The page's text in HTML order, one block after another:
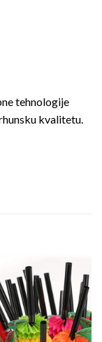
tehnologije
kvalitetu.